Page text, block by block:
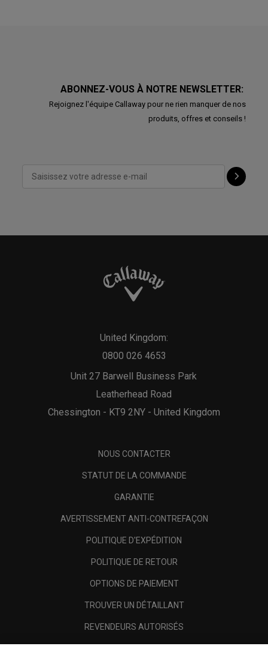
ABONNEZ-VOUS À NOTRE NEWSLETTER:
Rejoignez l'équipe Callaway pour ne rien manquer de nos
produits, offres et conseils !
Unit 27 Barwell Business Park
Leatherhead Road
Chessington - KT9 2NY - United Kingdom
United Kingdom:
0800 026 4653
NOUS CONTACTER
STATUT DE LA COMMANDE
GARANTIE
AVERTISSEMENT ANTI-CONTREFAÇON
POLITIQUE D'EXPÉDITION
POLITIQUE DE RETOUR
OPTIONS DE PAIEMENT
TROUVER UN DÉTAILLANT
REVENDEURS AUTORISÉS